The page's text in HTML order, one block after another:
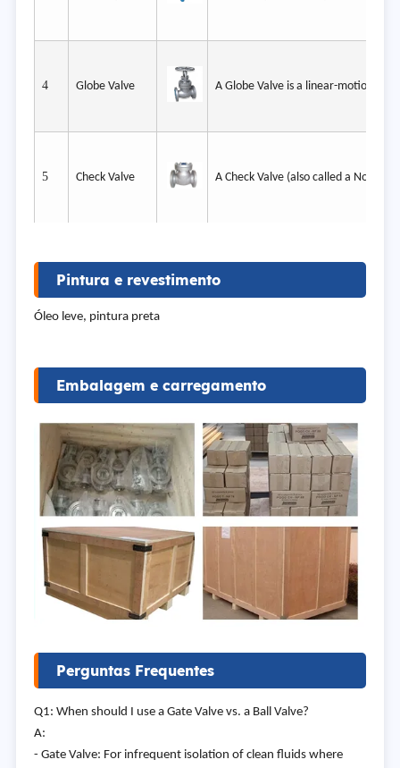
4 Globe Valve A Globe Valve is a linear-motion
5 Check Valve A Check Valve (also called a Non-
Pintura e revestimento
Óleo leve, pintura preta
Embalagem e carregamento
Perguntas Frequentes
Q1: When should I use a Gate Valve vs. a Ball Valve?
A:
- Gate Valve: For infrequent isolation of clean fluids where